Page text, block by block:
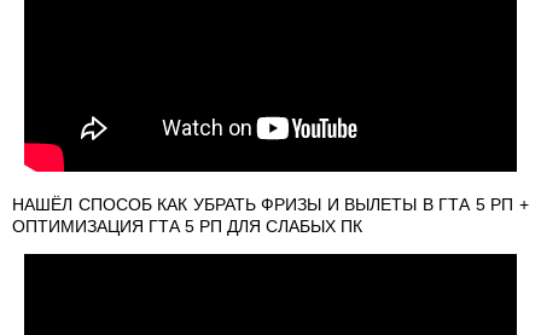
НАШЁЛ СПОСОБ КАК УБРАТЬ ФРИЗЫ И ВЫЛЕТЫ В ГТА 5 РП +
ОПТИМИЗАЦИЯ ГТА 5 РП ДЛЯ СЛАБЫХ ПК